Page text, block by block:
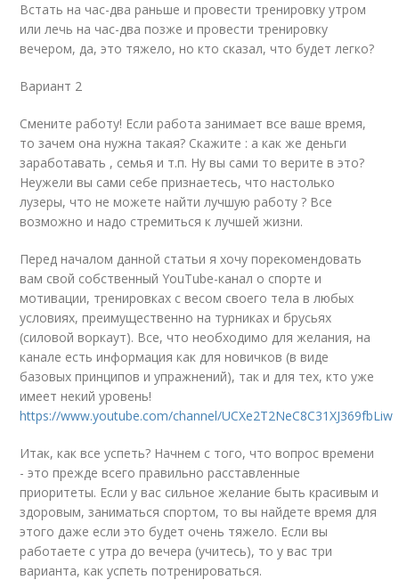
Встать на час-два раньше и провести тренировку утром
или лечь на час-два позже и провести тренировку
вечером, да, это тяжело, но кто сказал, что будет легко?
Вариант 2
Смените работу! Если работа занимает все ваше время,
то зачем она нужна такая? Скажите : а как же деньги
заработавать , семья и т.п. Ну вы сами то верите в это?
Неужели вы сами себе признаетесь, что настолько
лузеры, что не можете найти лучшую работу ? Все
возможно и надо стремиться к лучшей жизни.
Перед началом данной статьи я хочу порекомендовать
вам свой собственный YouTube-канал о спорте и
мотивации, тренировках с весом своего тела в любых
условиях, преимущественно на турниках и брусьях
(силовой воркаут). Все, что необходимо для желания, на
канале есть информация как для новичков (в виде
базовых принципов и упражнений), так и для тех, кто уже
имеет некий уровень!
https://www.youtube.com/channel/UCXe2T2NeC8C31XJ369fbLiw
Итак, как все успеть? Начнем с того, что вопрос времени
- это прежде всего правильно расставленные
приоритеты. Если у вас сильное желание быть красивым и
здоровым, заниматься спортом, то вы найдете время для
этого даже если это будет очень тяжело. Если вы
работаете с утра до вечера (учитесь), то у вас три
варианта, как успеть потренироваться.